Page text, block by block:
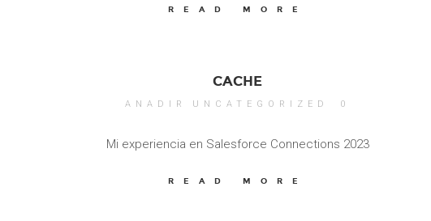
READ MORE
CACHE
ANADIR UNCATEGORIZED 0
Mi experiencia en Salesforce Connections 2023
READ MORE